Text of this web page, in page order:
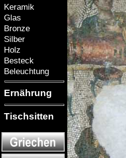
Keramik
Glas
Bronze
Silber
Holz
Besteck
Beleuchtung
Ernährung
Tischsitten